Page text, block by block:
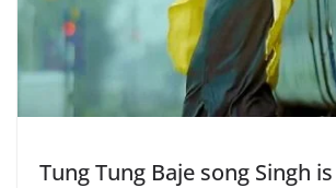
Tung Tung Baje song Singh